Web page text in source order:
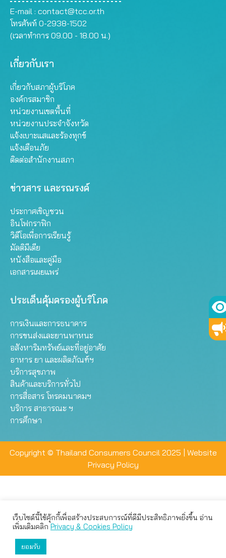
E-mail : contact@tcc.or.th
โทรศัพท์ 0-2938-1502
(เวลาทำการ 09.00 - 18.00 น.)
เกี่ยวกับเรา
เกี่ยวกับสภาผู้บริโภค
องค์กรสมาชิก
หน่วยงานเขตพื้นที่
หน่วยงานประจำจังหวัด
แจ้งเบาะแสและร้องทุกข์
แจ้งเตือนภัย
ติดต่อสำนักงานสภา
ข่าวสาร และรณรงค์
ประกาศเชิญชวน
อินโฟกราฟิก
วิดีโอเพื่อการเรียนรู้
มัลติมีเดีย
หนังสือและคู่มือ
เอกสารเผยแพร่
ประเด็นคุ้มครองผู้บริโภค
การเงินและการธนาคาร
การขนส่งและยานพาหนะ
อสังหาริมทรัพย์และที่อยู่อาศัย
อาหาร ยา และผลิตภัณฑ์ฯ
บริการสุขภาพ
สินค้าและบริการทั่วไป
การสื่อสาร โทรคมนาคมฯ
บริการ สาธารณะ ฯ
การศึกษา
Copyright © Thailand Consumers Council 2025 | Website
Privacy Policy
เว็บไซต์นี้ใช้คุ้กกี้เพื่อสร้างประสบการณ์ที่ดีมีประสิทธิภาพยิ่งขึ้น อ่าน
เพิ่มเติมคลิกPrivacy & Cookies Policy
ยอมรับ
เว็บไซต์นี้ใช้คุกกี้เพื่อมอบประสบการณ์การใช้งานที่ดีให้แก่ท่าน คุณ
สามารถเลือกตั้งค่าความเป็นส่วนตัวได้
ยอมรับทั้งหมด